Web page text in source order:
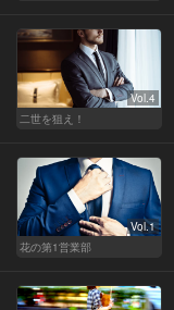
Vol.4
二世を狙え！
Vol.1
花の第1営業部